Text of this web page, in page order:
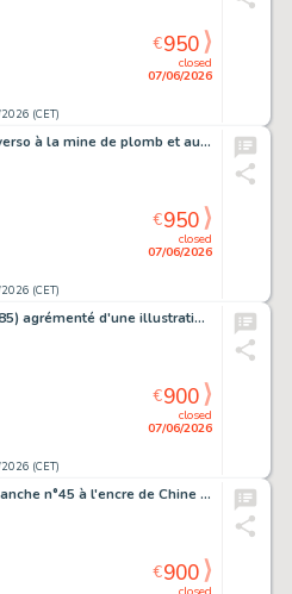
(CET)
closed
07/06/2026
€950
à la mine de plomb et au…
(CET)
closed
07/06/2026
€950
Thorgal 1 (ré 85) agrémenté d'une illustration…
(CET)
closed
07/06/2026
€900
Don Bosco, planche n°45 à l'encre de Chine et…
€900